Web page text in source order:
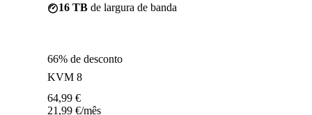
16 TB de largura de banda
66% de desconto
KVM 8
64,99 €
21,99 €/mês